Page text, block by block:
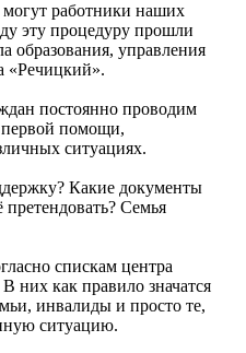
могут работники наших
эту процедуру прошли
образования, управления
«Речицкий».
постоянно проводим
первой помощи,
ситуациях.
Какие документы
Семья
спискам центра
них как правило значатся
инвалиды и просто те,
ситуацию.